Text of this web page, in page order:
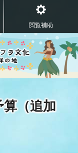
閲覧補助
算（追加